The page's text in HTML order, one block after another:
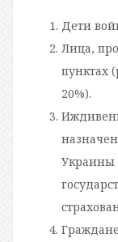
Дети
Лица,
пунктах
20%).
Украины